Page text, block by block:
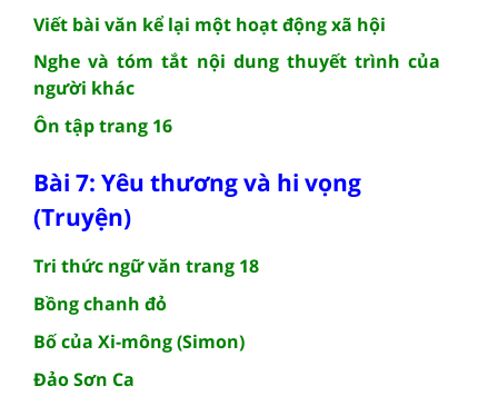
Viết bài văn kể lại một hoạt động xã hội
Nghe và tóm tắt nội dung thuyết trình của
người khác
Ôn tập trang 16
Bài 7: Yêu thương và hi vọng
(Truyện)
Tri thức ngữ văn trang 18
Bồng chanh đỏ
Bố của Xi-mông (Simon)
Đảo Sơn Ca